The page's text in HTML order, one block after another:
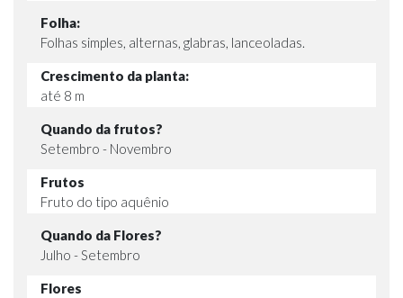
Folha:
Folhas simples, alternas, glabras, lanceoladas.
Crescimento da planta:
até 8 m
Quando da frutos?
Setembro - Novembro
Frutos
Fruto do tipo aquênio
Quando da Flores?
Julho - Setembro
Flores